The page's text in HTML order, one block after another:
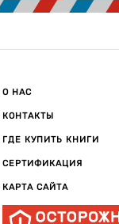
О НАС
КОНТАКТЫ
ГДЕ КУПИТЬ КНИГИ
СЕРТИФИКАЦИЯ
КАРТА САЙТА